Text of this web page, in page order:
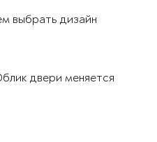
выбрать дизайн
двери меняется